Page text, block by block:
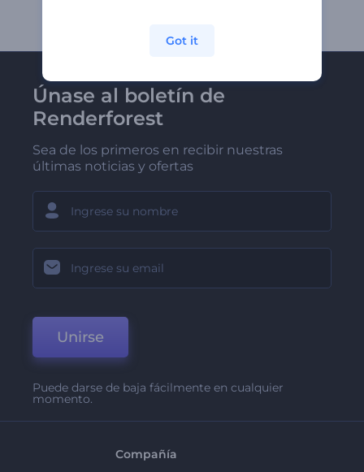
Únase al boletín de
Renderforest
Sea de los primeros en recibir nuestras
últimas noticias y ofertas
Unirse
Puede darse de baja fácilmente en cualquier
momento.
Compañía
Got it